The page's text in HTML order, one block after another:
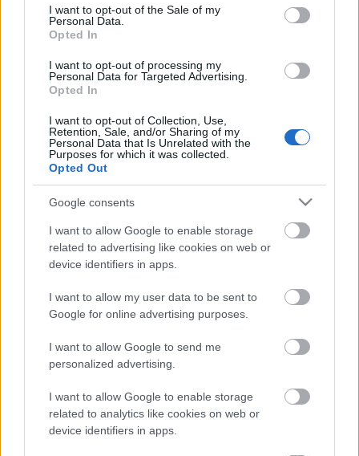
consent section.
I want to opt-out of the Sale of my
Personal Data.
Opted In
I want to opt-out of processing my
Personal Data for Targeted Advertising.
Opted In
I want to opt-out of Collection, Use,
Retention, Sale, and/or Sharing of my
Personal Data that Is Unrelated with the
Purposes for which it was collected.
Opted Out
Google consents
I want to allow Google to enable storage
related to advertising like cookies on web or
device identifiers in apps.
I want to allow my user data to be sent to
Google for online advertising purposes.
I want to allow Google to send me
personalized advertising.
I want to allow Google to enable storage
related to analytics like cookies on web or
device identifiers in apps.
SZÚNYOGINVÁZIÓ ELKERÜLÉSÉBEN
Országos hírek
TÚLFOGYASZTÁS NAPJA - JÚLIUS 30-RA
ÉVRE ELEGENDŐ ERŐFORRÁSAIT
LEGOLVASOTTABB
a paksi második blokk 3-as turbinája is
termelni fog